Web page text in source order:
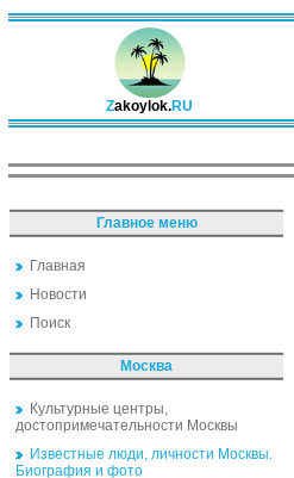
Zakoylok.RU
Главное меню
Главная
Новости
Поиск
Москва
Культурные центры,
достопримечательности Москвы
Известные люди, личности Москвы.
Биография и фото